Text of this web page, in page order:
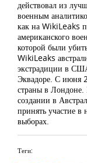
действовал из
военным
как на WikiLeaks
американского
которой были
WikiLeaks
экстрадиции в
Эквадоре. С июня
страны в
создании в
принять участие в
выборах.
Теги: